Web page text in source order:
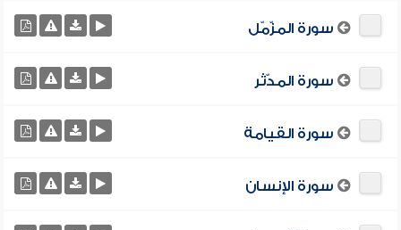
سورة المزّمّل
سورة المدّثر
سورة القيامة
سورة الإنسان